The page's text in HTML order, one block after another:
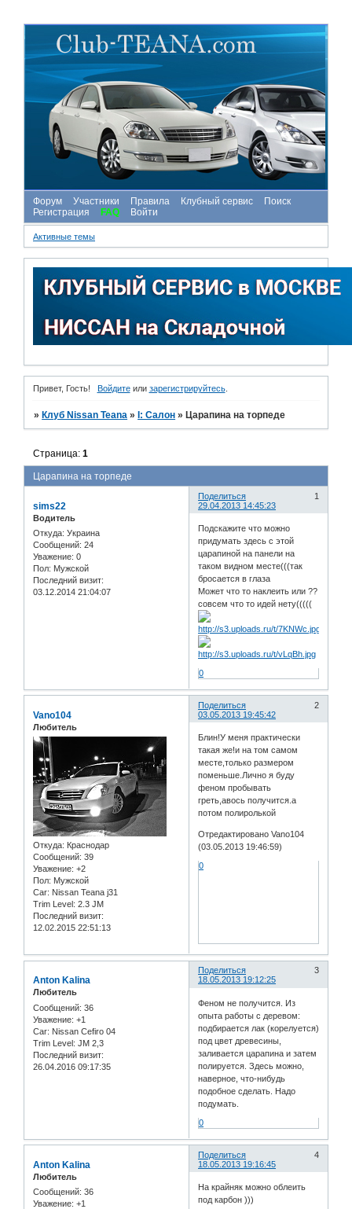
Форум Участники Правила Клубный сервис
Поиск
Регистрация
FAQ Войти
Активные темы
Привет, Гость! Войдитеили зарегистрируйтесь.
» Клуб Nissan Teana » I: Салон » Царапина на торпеде
Царапина на торпеде
Страница:1
Поделиться
1
29.04.2013 14:45:23
sims22
Водитель
Откуда: Украина
Сообщений: 24
Уважение: 0
Пол: Мужской
Последний визит:
03.12.2014 21:04:07
Подскажите что можно
придумать здесь с этой
царапиной на панели на
таком видном месте(((так
бросается в глаза
Может что то наклеить или ??
совсем что то идей нету(((((
0
Поделиться
2
03.05.2013 19:45:42
Vano104
Любитель
Откуда: Краснодар
Сообщений: 39
Уважение: +2
Пол: Мужской
Car: Nissan Teana j31
Trim Level: 2.3 JM
Последний визит:
12.02.2015 22:51:13
Блин!У меня практически
такая же!и на том самом
месте,только размером
поменьше.Лично я буду
феном пробывать
греть,авось получится.а
потом полиролькой
Отредактировано Vano104
(03.05.2013 19:46:59)
0
Поделиться
3
18.05.2013 19:12:25
Anton Kalina
Любитель
Сообщений: 36
Уважение: +1
Car: Nissan Cefiro 04
Trim Level: JM 2,3
Последний визит:
26.04.2016 09:17:35
Феном не получится. Из
опыта работы с деревом:
подбирается лак (корелуется)
под цвет древесины,
заливается царапина и затем
полируется. Здесь можно,
наверное, что-нибудь
подобное сделать. Надо
подумать.
0
Поделиться
4
18.05.2013 19:16:45
Anton Kalina
Любитель
Сообщений: 36
Уважение: +1
На крайняк можно облеить
под карбон )))